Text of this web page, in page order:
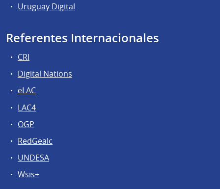
Uruguay Digital
Referentes Internacionales
CRI
Digital Nations
eLAC
LAC4
OGP
RedGealc
UNDESA
Wsis+